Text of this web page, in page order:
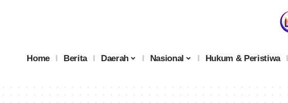
Home Berita Daerah Nasional Hukum & Peristiwa